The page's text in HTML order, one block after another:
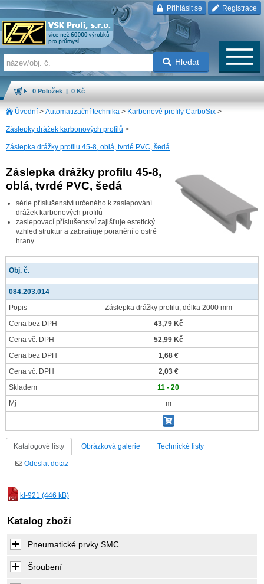
Přihlásit se Registrace
Hledat
0 Položek | 0 Kč
Úvodní > Automatizační technika > Karbonové profily CarboSix >
Záslepky drážek karbonových profilů >
Záslepka drážky profilu 45-8, oblá, tvrdé PVC, šedá
Záslepka drážky profilu 45-8,
oblá, tvrdé PVC, šedá
série příslušenství určeného k zaslepování
drážek karbonových profilů
zaslepovací příslušenství zajišťuje estetický
vzhled struktur a zabraňuje poranění o ostré
hrany
Obj. č.
084.203.014
Popis
Záslepka drážky profilu, délka 2000 mm
Cena bez DPH
43,79 Kč
Cena vč. DPH
52,99 Kč
Cena bez DPH
1,68 €
Cena vč. DPH
2,03 €
Skladem
11 - 20
Mj
m
Katalogové listy Obrázková galerie Technické listy
Odeslat dotaz
kl-921 (446 kB)
Katalog zboží
Pneumatické prvky SMC
Šroubení